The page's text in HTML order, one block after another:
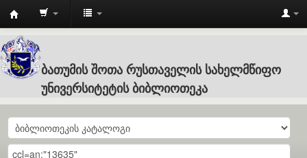
Batumi
Shota
Rustaveli
State
University
ბათუმის
ბათუმის შოთა რუსთაველის სახელმწიფო
უნივერსიტეტის ბიბლიოთეკა